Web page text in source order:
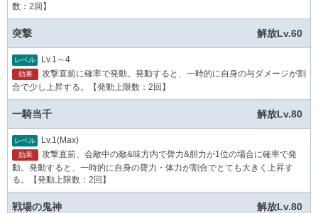
数：2回】
突撃 解放Lv.60
レベル Lv.1～4
効果
攻撃直前に確率で発動。発動すると、一時的に自身の与ダメージが割
合で少し上昇する。【発動上限数：2回】
一騎当千 解放Lv.80
レベル Lv.1(Max)
効果
攻撃直前、会敵中の敵&味方内で膂力&胆力が1位の場合に確率で発
動。発動すると、一時的に自身の膂力・体力が割合でとても大きく上昇す
る。【発動上限数：2回】
戦場の鬼神 解放Lv.80